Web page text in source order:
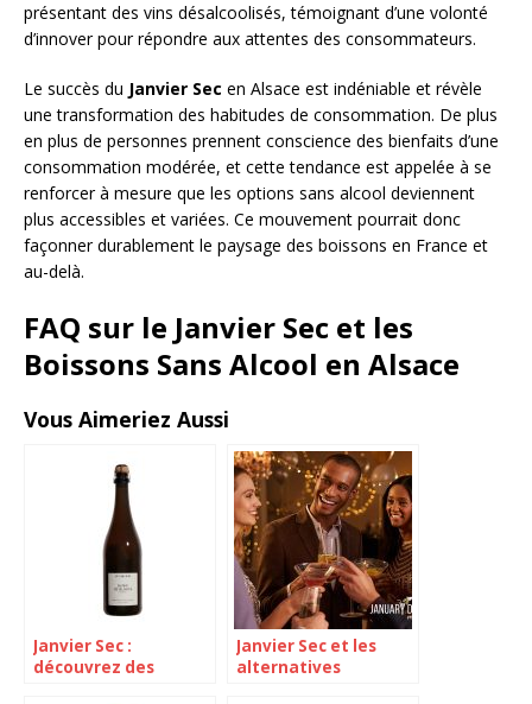
présentant des vins désalcoolisés, témoignant d’une volonté
d’innover pour répondre aux attentes des consommateurs.
Le succès du Janvier Sec en Alsace est indéniable et révèle
une transformation des habitudes de consommation. De plus
en plus de personnes prennent conscience des bienfaits d’une
consommation modérée, et cette tendance est appelée à se
renforcer à mesure que les options sans alcool deviennent
plus accessibles et variées. Ce mouvement pourrait donc
façonner durablement le paysage des boissons en France et
au-delà.
FAQ sur le Janvier Sec et les
Boissons Sans Alcool en Alsace
Vous Aimeriez Aussi
Janvier Sec :
découvrez des
Janvier Sec et les
alternatives